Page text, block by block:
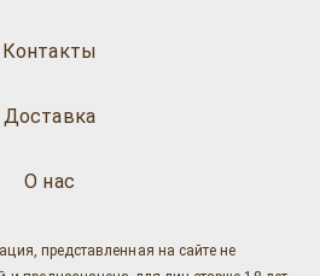
О нас
Доставка
Контакты
представленная на сайте не